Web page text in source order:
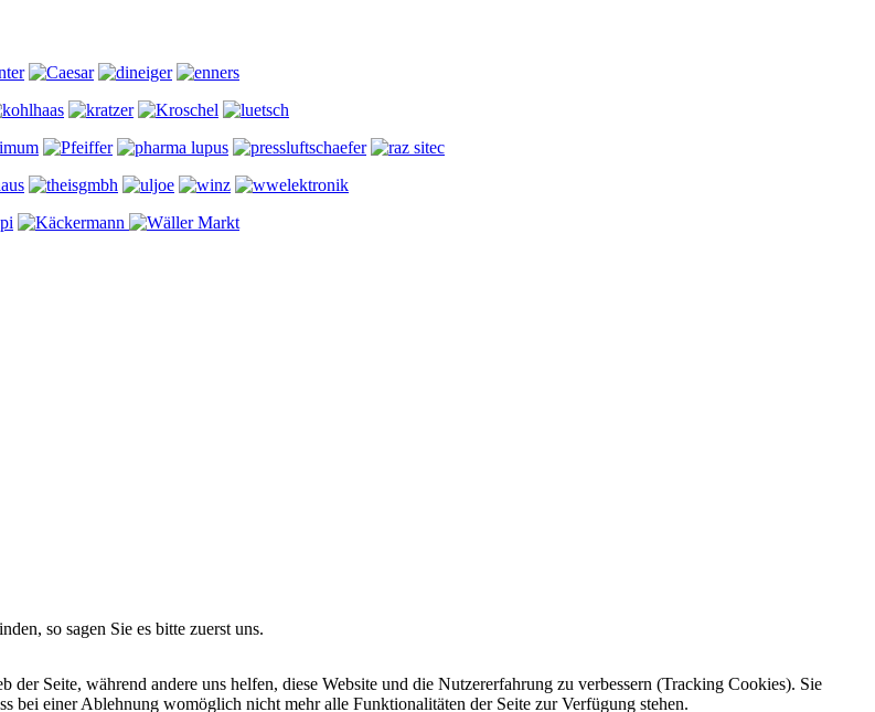
so sagen Sie es bitte zuerst uns.
Seite, während andere uns helfen, diese Website und die Nutzererfahrung zu verbessern (Tracking Cookies). Sie
bei einer Ablehnung womöglich nicht mehr alle Funktionalitäten der Seite zur Verfügung stehen.